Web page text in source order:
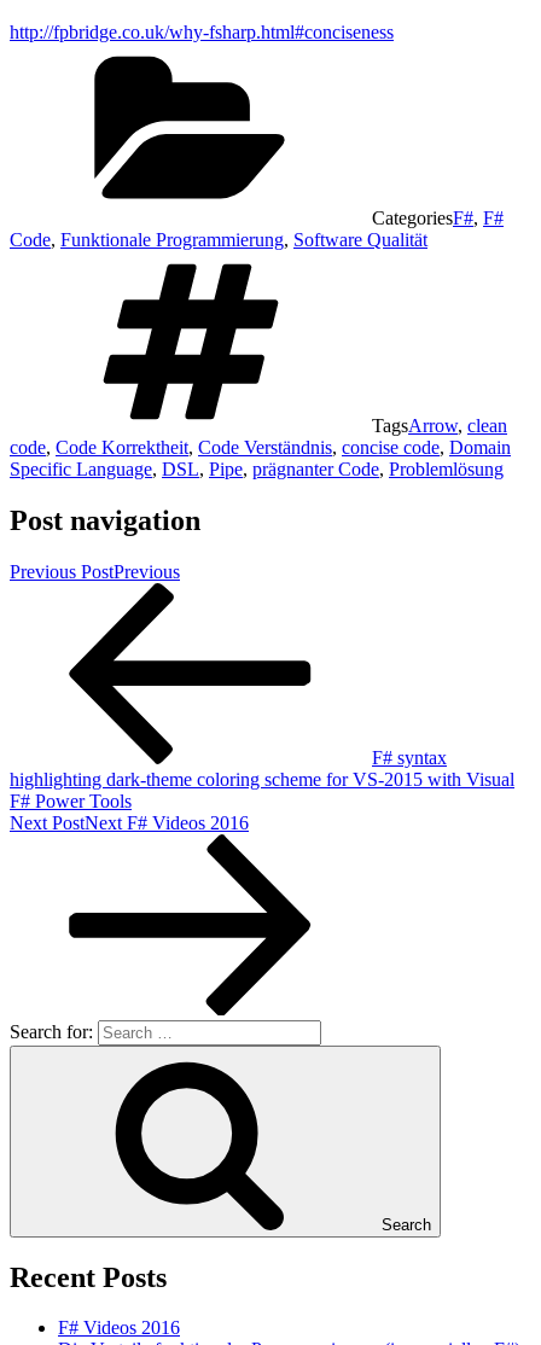
http://fpbridge.co.uk/why-fsharp.html#conciseness
CategoriesF#, F#
Code, Funktionale Programmierung, Software Qualität
TagsArrow, clean
code, Code Korrektheit, Code Verständnis, concise code, Domain
Specific Language, DSL, Pipe, prägnanter Code, Problemlösung
Post navigation
Previous PostPrevious
F# syntax
highlighting dark-theme coloring scheme for VS-2015 with Visual
F# Power Tools
Next PostNext F# Videos 2016
Search for:
Search
Recent Posts
F# Videos 2016